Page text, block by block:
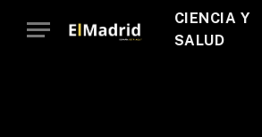
CIENCIA Y
SALUD